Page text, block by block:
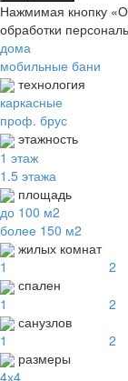
Нажмимая кнопку
обработки
дома
мобильные бани
технология
каркасные
проф. брус
этажность
1 этаж
1.5 этажа
площадь
до 100 м2
более 150 м2
жилых комнат
1
2
спален
1
2
санузлов
1
2
размеры
4х4